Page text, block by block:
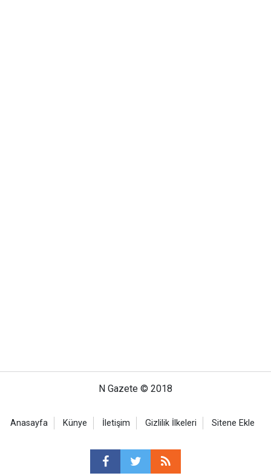
N Gazete © 2018
Anasayfa Künye İletişim Gizlilik İlkeleri Sitene Ekle